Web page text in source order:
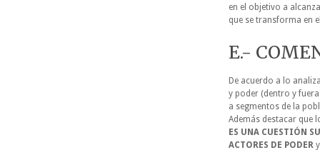
en el objetivo a
que se transforma en
E.-
De acuerdo a lo
y poder (dentro y
a segmentos de la
Además destacar que
ES UNA CUESTIÓN
ACTORES DE PODER